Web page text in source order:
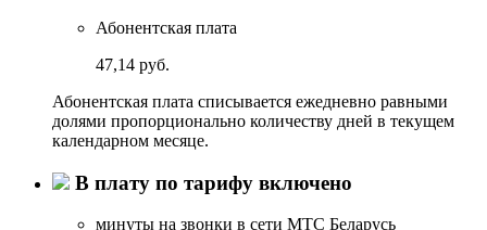
Абонентская плата
47,14 руб.
Абонентская плата списывается ежедневно равными
долями пропорционально количеству дней в текущем
календарном месяце.
В плату по тарифу включено
минуты на звонки в сети МТС Беларусь